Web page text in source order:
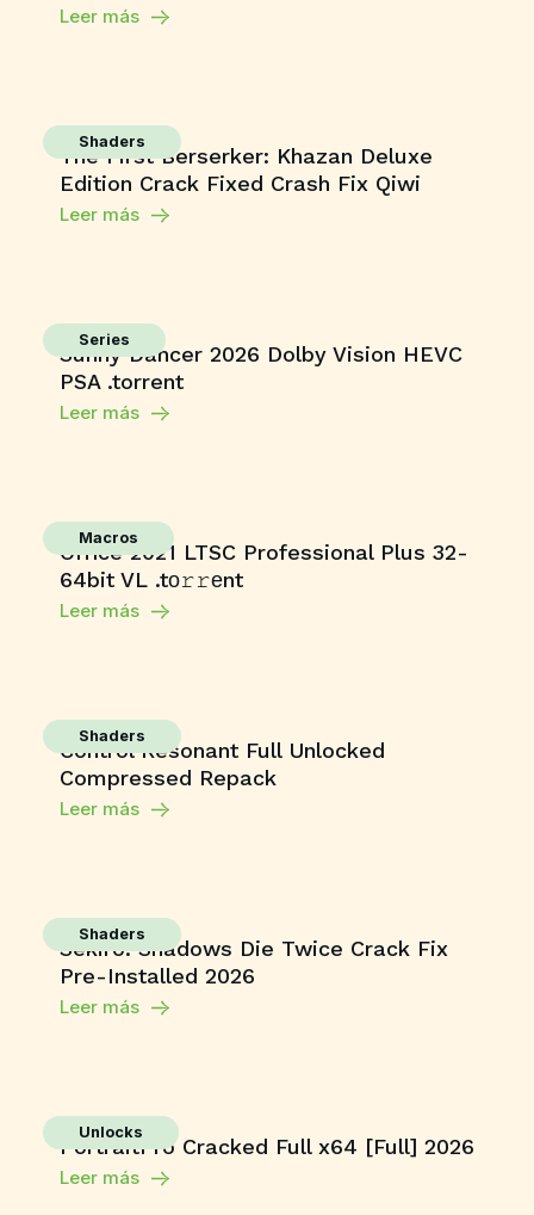
Leer más
Shaders
The First Berserker: Khazan Deluxe
Edition Crack Fixed Crash Fix Qiwi
Leer más
Series
Sunny Dancer 2026 Dolby Vision HEVC
PSA .torrent
Leer más
Macros
Office 2021 LTSC Professional Plus 32-
64bit VL .tо𝚛𝚛еnt
Leer más
Shaders
Control Resonant Full Unlocked
Compressed Repack
Leer más
Shaders
Sekiro: Shadows Die Twice Crack Fix
Pre-Installed 2026
Leer más
Unlocks
PortraitPro Cracked Full x64 [Full] 2026
Leer más